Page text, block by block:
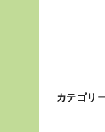
カテゴリ